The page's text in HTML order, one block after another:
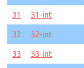
31 31-int
32 32-int
33 33-int